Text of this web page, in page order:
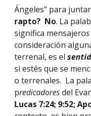
Ángeles” para
rapto?  No. La
significa mensajero
consideración
terrenal, es el
si estés que se
o terrenales.  La
predicadores del
Lucas 7:24; 9:52;